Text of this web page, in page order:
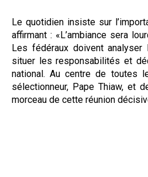
Le quotidien insiste sur
affirmant : «L’ambiance sera
Les fédéraux doivent analyser
situer les responsabilités et
national. Au centre de toutes
sélectionneur, Pape Thiaw, et
morceau de cette réunion